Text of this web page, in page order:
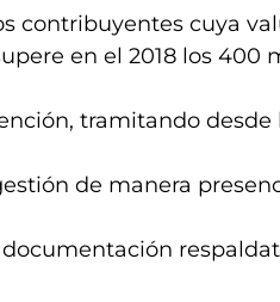
contribuyentes cuya
en el 2018 los 400
tramitando
de manera